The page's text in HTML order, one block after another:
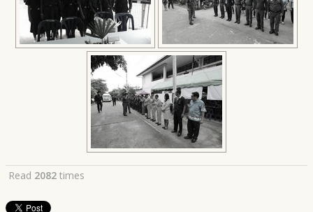
Read 2082 times